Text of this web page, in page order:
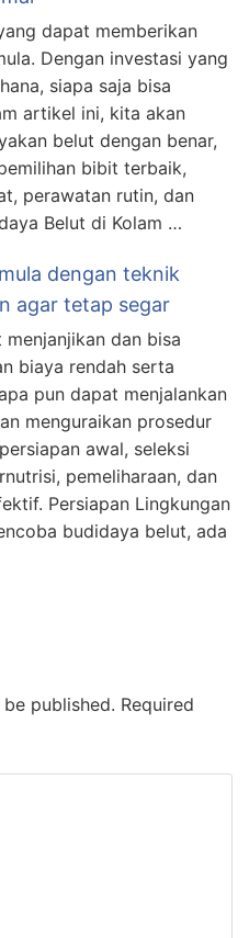
dapat memberikan
Dengan investasi yang
siapa saja bisa
artikel ini, kita akan
belut dengan benar,
bibit terbaik,
perawatan rutin, dan
Belut di Kolam …
dengan teknik
agar tetap segar
menjanjikan dan bisa
biaya rendah serta
pun dapat menjalankan
menguraikan prosedur
awal, seleksi
pemeliharaan, dan
Persiapan Lingkungan
budidaya belut, ada
published. Required